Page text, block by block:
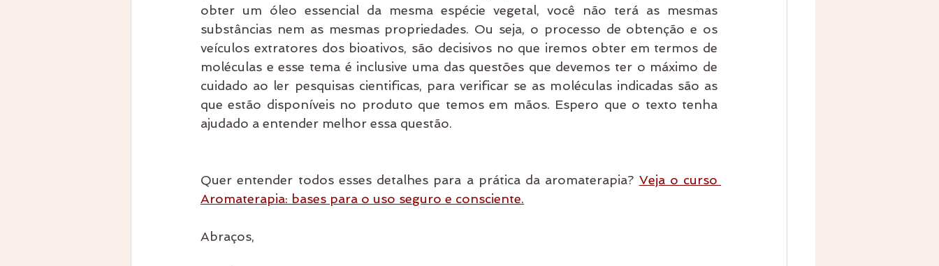
obter um óleo essencial da mesma espécie vegetal, você não terá as mesmas
substâncias nem as mesmas propriedades. Ou seja, o processo de obtenção e os
veículos extratores dos bioativos, são decisivos no que iremos obter em termos de
moléculas e esse tema é inclusive uma das questões que devemos ter o máximo de
cuidado ao ler pesquisas cientificas, para verificar se as moléculas indicadas são as
que estão disponíveis no produto que temos em mãos. Espero que o texto tenha
ajudado a entender melhor essa questão.
Quer entender todos esses detalhes para a prática da aromaterapia? Veja o curso
Aromaterapia: bases para o uso seguro e consciente.
Abraços,